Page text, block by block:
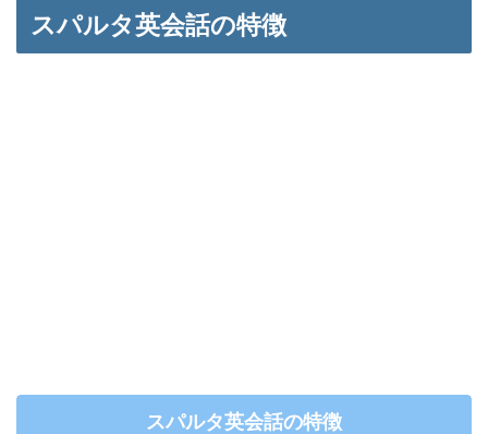
スパルタ英会話の特徴
スパルタ英会話の特徴